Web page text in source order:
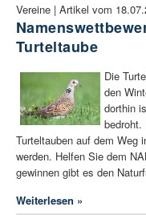
Vereine | Artikel vom
Turteltaube
Die
den
dorthin
bedroht.
Turteltauben auf dem Weg
werden. Helfen Sie dem
gewinnen gibt es den
Weiterlesen »